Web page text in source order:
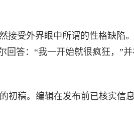
接受外界眼中所谓的性格缺陷
回答：“我一开始就很疯狂，”
初稿。编辑在发布前已核实信息